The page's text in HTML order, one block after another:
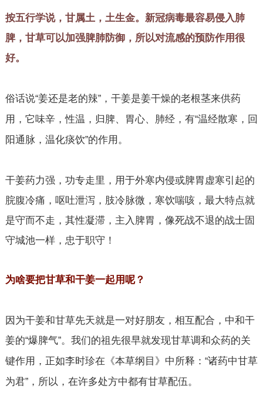
按五行学说，甘属土，土生金。新冠病毒最容易侵入肺
脾，甘草可以加强脾肺防御，所以对流感的预防作用很
好。
俗话说“姜还是老的辣”，干姜是姜干燥的老根茎来供药
用，它味辛，性温，归脾、胃心、肺经，有“温经散寒，回
阳通脉，温化痰饮”的作用。
干姜药力强，功专走里，用于外寒内侵或脾胃虚寒引起的
脘腹冷痛，呕吐泄泻，肢冷脉微，寒饮喘咳，最大特点就
是守而不走，其性凝滞，主入脾胃，像死战不退的战士固
守城池一样，忠于职守！
为啥要把甘草和干姜一起用呢？
因为干姜和甘草先天就是一对好朋友，相互配合，中和干
姜的“爆脾气”。我们的祖先很早就发现甘草调和众药的关
键作用，正如李时珍在《本草纲目》中所释： “诸药中甘草
为君”，所以，在许多处方中都有甘草配伍。